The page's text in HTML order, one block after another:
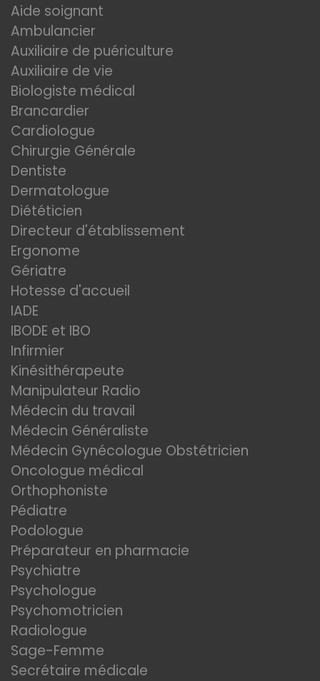
Aide soignant
Ambulancier
Auxiliaire de puériculture
Auxiliaire de vie
Biologiste médical
Brancardier
Cardiologue
Chirurgie Générale
Dentiste
Dermatologue
Diététicien
Directeur d'établissement
Ergonome
Gériatre
Hotesse d'accueil
IADE
IBODE et IBO
Infirmier
Kinésithérapeute
Manipulateur Radio
Médecin du travail
Médecin Généraliste
Médecin Gynécologue Obstétricien
Oncologue médical
Orthophoniste
Pédiatre
Podologue
Préparateur en pharmacie
Psychiatre
Psychologue
Psychomotricien
Radiologue
Sage-Femme
Secrétaire médicale